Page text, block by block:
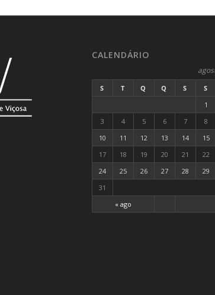
CALENDÁRIO
S T Q Q S S
« ago
1
3
4 5 6 7 8
10
11 12 13 14 15
17
18 19 20 21 22
24
25 26 27 28 29
31